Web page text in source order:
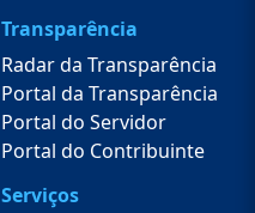
Transparência
Radar da Transparência
Portal da Transparência
Portal do Servidor
Portal do Contribuinte
Serviços